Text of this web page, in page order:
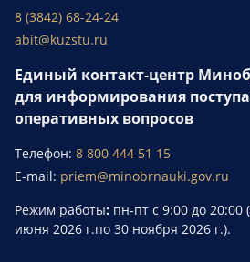
8 (3842) 68-24-24
abit@kuzstu.ru
Единый контакт-центр
для информирования
оперативных вопросов
Телефон: 8 800 444 51 15
E-mail: priem@minobrnauki.gov.ru
Режим работы: пн-пт с 9:00 до 20:00
июня 2026 г.по 30 ноября 2026 г.).